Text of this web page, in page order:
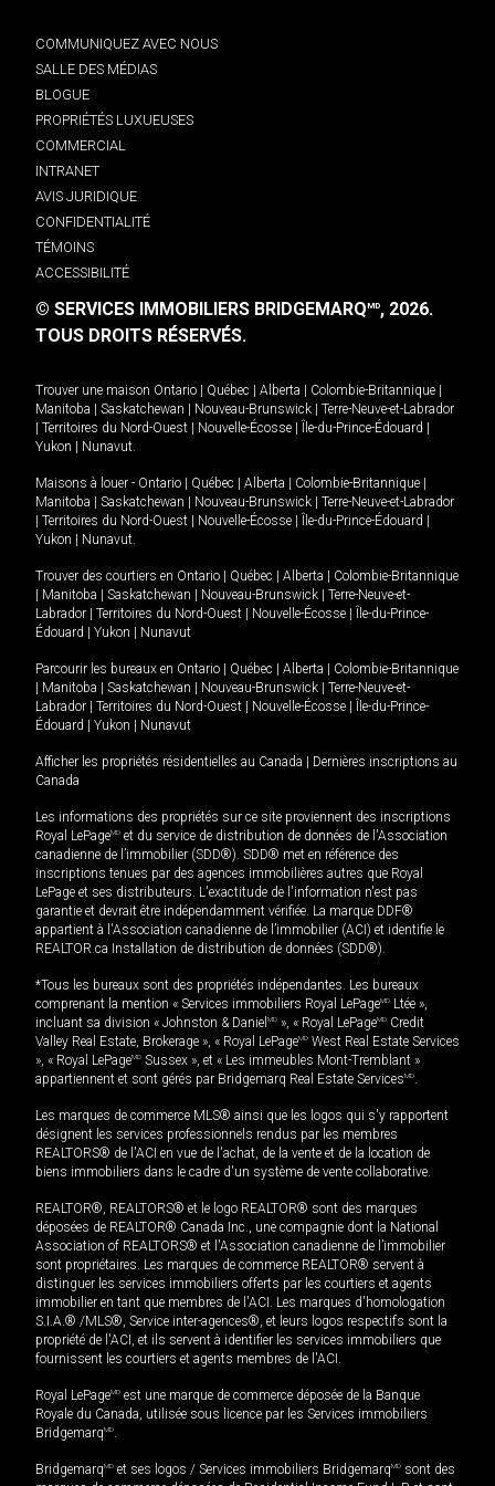
COMMUNIQUEZ AVEC NOUS
SALLE DES MÉDIAS
BLOGUE
PROPRIÉTÉS LUXUEUSES
COMMERCIAL
INTRANET
AVIS JURIDIQUE
CONFIDENTIALITÉ
TÉMOINS
ACCESSIBILITÉ
© SERVICES IMMOBILIERS BRIDGEMARQMD, 2026.
TOUS DROITS RÉSERVÉS.
Trouver une maison Ontario Québec Alberta Colombie-Britannique
Manitoba
Saskatchewan Nouveau-Brunswick
Terre-Neuve-et-Labrador
Territoires du Nord-Ouest Nouvelle-Écosse Île-du-Prince-Édouard
Yukon
Nunavut.
Maisons à louer - Ontario Québec Alberta Colombie-Britannique
Manitoba
Saskatchewan Nouveau-Brunswick
Terre-Neuve-et-Labrador
Territoires du Nord-Ouest Nouvelle-Écosse Île-du-Prince-Édouard
Yukon
Nunavut.
Trouver des courtiers en Ontario Québec Alberta
Colombie-Britannique
Manitoba Saskatchewan Nouveau-Brunswick
Terre-Neuve-et-
Labrador
Territoires du Nord-Ouest Nouvelle-Écosse
Île-du-Prince-
Édouard
Yukon Nunavut
Parcourir les bureaux en Ontario Québec Alberta
Colombie-Britannique
Manitoba Saskatchewan Nouveau-Brunswick
Terre-Neuve-et-
Labrador
Territoires du Nord-Ouest Nouvelle-Écosse
Île-du-Prince-
Édouard
Yukon Nunavut
Afficher les propriétés résidentielles au Canada
Dernières inscriptions au
Canada
Les informations des propriétés sur ce site proviennent des inscriptions
Royal LePageMD et du service de distribution de données de l'Association
canadienne de l’immobilier (SDD®). SDD® met en référence des
inscriptions tenues par des agences immobilières autres que Royal
LePage et ses distributeurs. L'exactitude de l'information n'est pas
garantie et devrait être indépendamment vérifiée. La marque DDF®
appartient à l'Association canadienne de l’immobilier (ACI) et identifie le
REALTOR.ca Installation de distribution de données (SDD®).
*Tous les bureaux sont des propriétés indépendantes. Les bureaux
comprenant la mention « Services immobiliers Royal LePageMD Ltée »,
incluant sa division « Johnston & Daniel MD », « Royal LePageMD Credit
Valley Real Estate, Brokerage », « Royal LePageMD West Real Estate Services
», « Royal LePageMD Sussex », et « Les immeubles Mont-Tremblant »
appartiennent et sont gérés par Bridgemarq Real Estate ServicesMD.
Les marques de commerce MLS® ainsi que les logos qui s'y rapportent
désignent les services professionnels rendus par les membres
REALTORS® de l'ACI en vue de l'achat, de la vente et de la location de
biens immobiliers dans le cadre d'un système de vente collaborative.
REALTOR®, REALTORS® et le logo REALTOR® sont des marques
déposées de REALTOR® Canada Inc., une compagnie dont la National
Association of REALTORS® et l'Association canadienne de l’immobilier
sont propriétaires. Les marques de commerce REALTOR® servent à
distinguer les services immobiliers offerts par les courtiers et agents
immobilier en tant que membres de l'ACI. Les marques d'homologation
S.I.A.® /MLS®, Service inter-agences®, et leurs logos respectifs sont la
propriété de l'ACI, et ils servent à identifier les services immobiliers que
fournissent les courtiers et agents membres de l'ACI.
Royal LePageMD est une marque de commerce déposée de la Banque
Royale du Canada, utilisée sous licence par les Services immobiliers
BridgemarqMD.
BridgemarqMD et ses logos / Services immobiliers BridgemarqMD sont des